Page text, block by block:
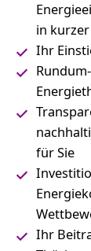
in
Ihr
für Sie
Ihr